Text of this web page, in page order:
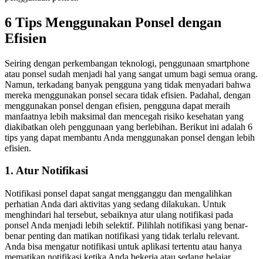
6 Tips Menggunakan Ponsel dengan
Efisien
Seiring dengan perkembangan teknologi, penggunaan smartphone
atau ponsel sudah menjadi hal yang sangat umum bagi semua orang.
Namun, terkadang banyak pengguna yang tidak menyadari bahwa
mereka menggunakan ponsel secara tidak efisien. Padahal, dengan
menggunakan ponsel dengan efisien, pengguna dapat meraih
manfaatnya lebih maksimal dan mencegah risiko kesehatan yang
diakibatkan oleh penggunaan yang berlebihan. Berikut ini adalah 6
tips yang dapat membantu Anda menggunakan ponsel dengan lebih
efisien.
1. Atur Notifikasi
Notifikasi ponsel dapat sangat mengganggu dan mengalihkan
perhatian Anda dari aktivitas yang sedang dilakukan. Untuk
menghindari hal tersebut, sebaiknya atur ulang notifikasi pada
ponsel Anda menjadi lebih selektif. Pilihlah notifikasi yang benar-
benar penting dan matikan notifikasi yang tidak terlalu relevant.
Anda bisa mengatur notifikasi untuk aplikasi tertentu atau hanya
mematikan notifikasi ketika Anda bekerja atau sedang belajar.